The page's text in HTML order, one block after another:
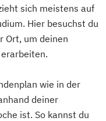
sich meistens auf
Hier besuchst du
Ort, um deinen
wie in der
deiner
ist. So kannst du